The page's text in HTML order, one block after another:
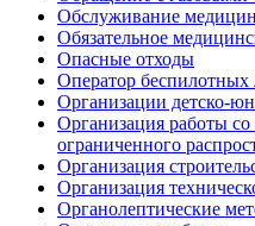
Обслуживание
Обязательное
Опасные отходы
Оператор
Организации детско-
Организация работы
ограниченного
Организация
Организация
Органолептические